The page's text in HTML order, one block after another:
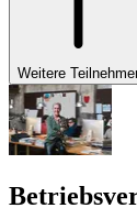
Weitere